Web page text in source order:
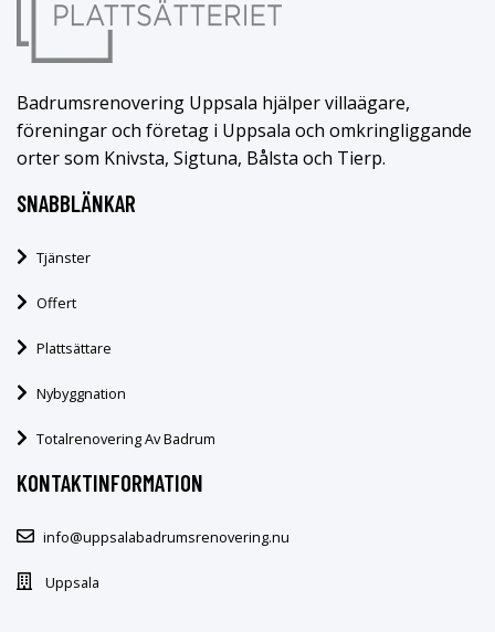
Badrumsrenovering Uppsala hjälper villaägare,
föreningar och företag i Uppsala och omkringliggande
orter som Knivsta, Sigtuna, Bålsta och Tierp.
SNABBLÄNKAR
Tjänster
Offert
Plattsättare
Nybyggnation
Totalrenovering Av Badrum
KONTAKTINFORMATION
info@uppsalabadrumsrenovering.nu
Uppsala